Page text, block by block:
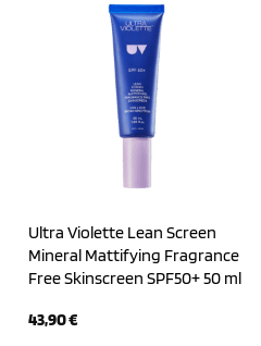
Ultra Violette Lean Screen
Mineral Mattifying Fragrance
Free Skinscreen SPF50+ 50 ml
43,90€